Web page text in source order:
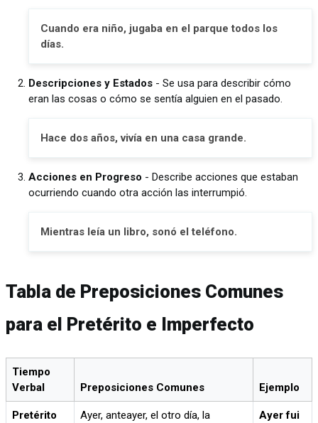
Cuando era niño, jugaba en el parque todos los
días.
Descripciones y Estados - Se usa para describir cómo
eran las cosas o cómo se sentía alguien en el pasado.
Hace dos años, vivía en una casa grande.
Acciones en Progreso - Describe acciones que estaban
ocurriendo cuando otra acción las interrumpió.
Mientras leía un libro, sonó el teléfono.
Tabla de Preposiciones Comunes
para el Pretérito e Imperfecto
Tiempo
Verbal
Preposiciones Comunes Ejemplo
Pretérito
Ayer, anteayer, el otro día, la
Ayer fui